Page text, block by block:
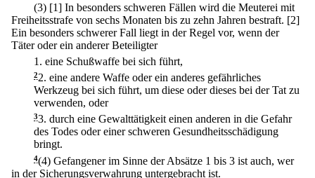
(3) [1] In besonders schweren Fällen wird die Meuterei mit
Freiheitsstrafe von sechs Monaten bis zu zehn Jahren bestraft. [2]
Ein besonders schwerer Fall liegt in der Regel vor, wenn der
Täter oder ein anderer Beteiligter
1. eine Schußwaffe bei sich führt,
22. eine andere Waffe oder ein anderes gefährliches
Werkzeug bei sich führt, um diese oder dieses bei der Tat zu
verwenden, oder
33. durch eine Gewalttätigkeit einen anderen in die Gefahr
des Todes oder einer schweren Gesundheitsschädigung
bringt.
4(4) Gefangener im Sinne der Absätze 1 bis 3 ist auch, wer
in der Sicherungsverwahrung untergebracht ist.